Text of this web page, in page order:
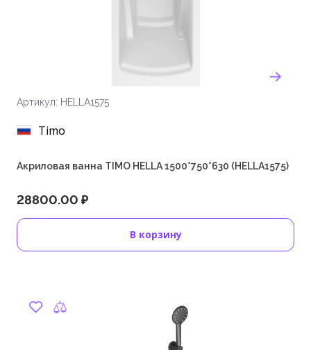
Артикул: HELLA1575
Timo
Акриловая ванна TIMO HELLA 1500*750*630 (HELLA1575)
28800.00 ₽
В корзину